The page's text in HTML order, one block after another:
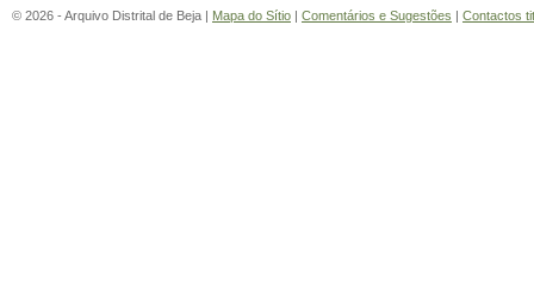
© 2026 - Arquivo Distrital de Beja | Mapa do Sítio | Comentários e Sugestões | Contactos